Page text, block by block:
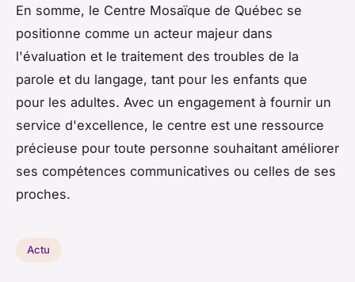
En somme, le Centre Mosaïque de Québec se
positionne comme un acteur majeur dans
l'évaluation et le traitement des troubles de la
parole et du langage, tant pour les enfants que
pour les adultes. Avec un engagement à fournir un
service d'excellence, le centre est une ressource
précieuse pour toute personne souhaitant améliorer
ses compétences communicatives ou celles de ses
proches.
Actu